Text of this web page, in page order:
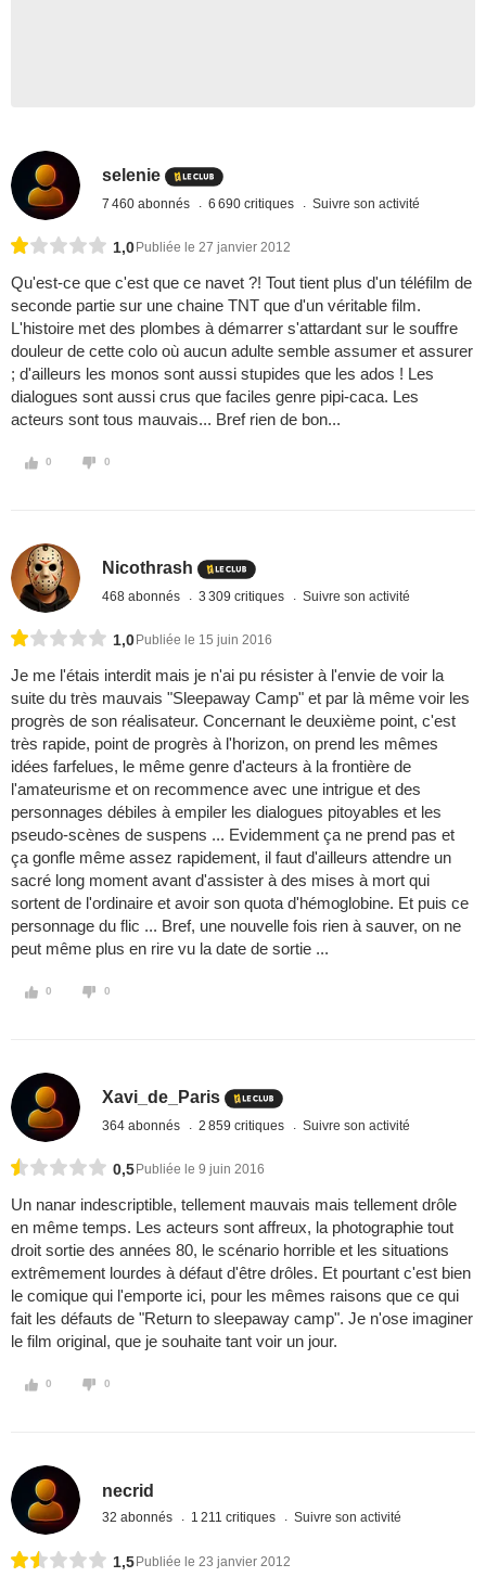
selenie
7 460 abonnés 6 690 critiques Suivre son activité
1,0 Publiée le 27 janvier 2012
Qu'est-ce que c'est que ce navet ?! Tout tient plus d'un téléfilm de
seconde partie sur une chaine TNT que d'un véritable film.
L'histoire met des plombes à démarrer s'attardant sur le souffre
douleur de cette colo où aucun adulte semble assumer et assurer
; d'ailleurs les monos sont aussi stupides que les ados ! Les
dialogues sont aussi crus que faciles genre pipi-caca. Les
acteurs sont tous mauvais... Bref rien de bon...
0 0
Nicothrash
468 abonnés 3 309 critiques Suivre son activité
1,0 Publiée le 15 juin 2016
Je me l'étais interdit mais je n'ai pu résister à l'envie de voir la
suite du très mauvais "Sleepaway Camp" et par là même voir les
progrès de son réalisateur. Concernant le deuxième point, c'est
très rapide, point de progrès à l'horizon, on prend les mêmes
idées farfelues, le même genre d'acteurs à la frontière de
l'amateurisme et on recommence avec une intrigue et des
personnages débiles à empiler les dialogues pitoyables et les
pseudo-scènes de suspens ... Evidemment ça ne prend pas et
ça gonfle même assez rapidement, il faut d'ailleurs attendre un
sacré long moment avant d'assister à des mises à mort qui
sortent de l'ordinaire et avoir son quota d'hémoglobine. Et puis ce
personnage du flic ... Bref, une nouvelle fois rien à sauver, on ne
peut même plus en rire vu la date de sortie ...
0 0
Xavi_de_Paris
364 abonnés 2 859 critiques Suivre son activité
0,5 Publiée le 9 juin 2016
Un nanar indescriptible, tellement mauvais mais tellement drôle
en même temps. Les acteurs sont affreux, la photographie tout
droit sortie des années 80, le scénario horrible et les situations
extrêmement lourdes à défaut d'être drôles. Et pourtant c'est bien
le comique qui l'emporte ici, pour les mêmes raisons que ce qui
fait les défauts de "Return to sleepaway camp". Je n'ose imaginer
le film original, que je souhaite tant voir un jour.
0 0
necrid
32 abonnés 1 211 critiques Suivre son activité
1,5 Publiée le 23 janvier 2012